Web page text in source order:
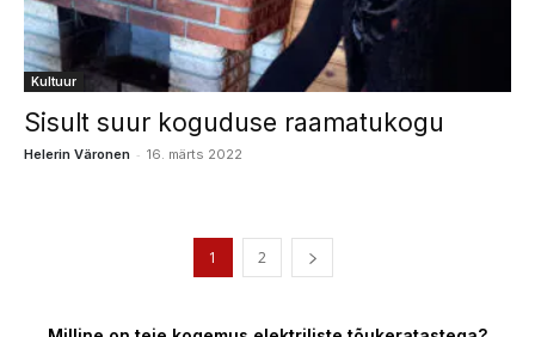
Kultuur
Sisult suur koguduse raamatukogu
Helerin Väronen - 16. märts 2022
1 2